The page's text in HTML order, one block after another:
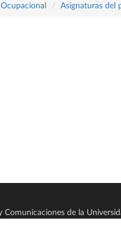
Asignaturas del
de la